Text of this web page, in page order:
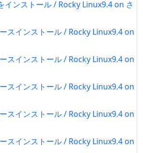
インストール / Rocky Linux9.4 on さ
スインストール / Rocky Linux9.4 on
スインストール / Rocky Linux9.4 on
スインストール / Rocky Linux9.4 on
スインストール / Rocky Linux9.4 on
スインストール / Rocky Linux9.4 on